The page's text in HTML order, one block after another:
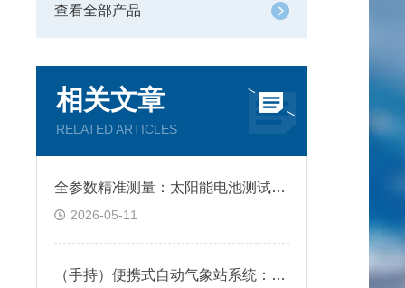
查看全部产品
相关文章
RELATED ARTICLES
全参数精准测量：太阳能电池测试设备的核心技术
2026-05-11
（手持）便携式自动气象站系统：构建气象监测新体系